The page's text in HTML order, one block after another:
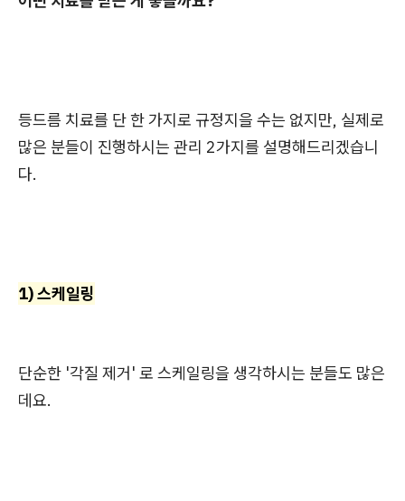
등드름 치료를 단 한 가지로 규정지을 수는 없지만, 실제로
많은 분들이 진행하시는 관리 2가지를 설명해드리겠습니
다.
1) 스케일링
단순한 '각질 제거' 로 스케일링을 생각하시는 분들도 많은
데요.